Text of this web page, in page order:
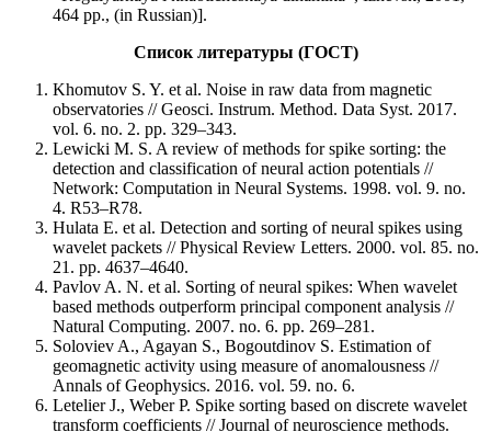
464 pp., (in Russian)].
Список литературы (ГОСТ)
Khomutov S. Y. et al. Noise in raw data from magnetic
observatories // Geosci. Instrum. Method. Data Syst. 2017.
vol. 6. no. 2. pp. 329–343.
Lewicki M. S. A review of methods for spike sorting: the
detection and classification of neural action potentials //
Network: Computation in Neural Systems. 1998. vol. 9. no.
4. R53–R78.
Hulata E. et al. Detection and sorting of neural spikes using
wavelet packets // Physical Review Letters. 2000. vol. 85. no.
21. pp. 4637–4640.
Pavlov A. N. et al. Sorting of neural spikes: When wavelet
based methods outperform principal component analysis //
Natural Computing. 2007. no. 6. pp. 269–281.
Soloviev A., Agayan S., Bogoutdinov S. Estimation of
geomagnetic activity using measure of anomalousness //
Annals of Geophysics. 2016. vol. 59. no. 6.
Letelier J., Weber P. Spike sorting based on discrete wavelet
transform coefficients // Journal of neuroscience methods.